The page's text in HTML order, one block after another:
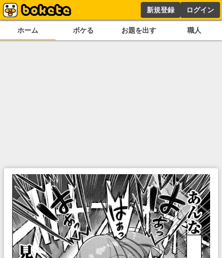
新規登録 ログイン
ホーム ボケる お題を出す 職人